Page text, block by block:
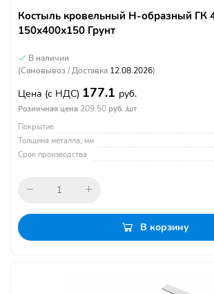
Костыль кровельный Н-образный ГК
150х400х150 Грунт
В наличии
(Самовывоз / Доставка 12.08.2026)
Цена (с НДС) 177.1 руб.
Розничная цена 209.50 руб. /шт
Покрытие
Толщина металла, мм
Срок производства
В корзину